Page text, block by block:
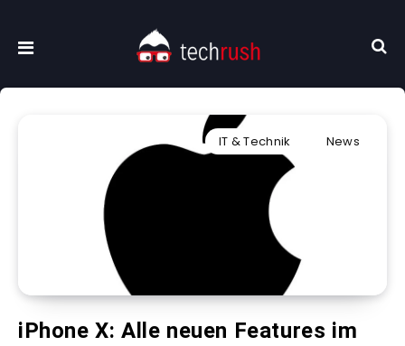
IT & Technik News
iPhone X: Alle neuen Features im